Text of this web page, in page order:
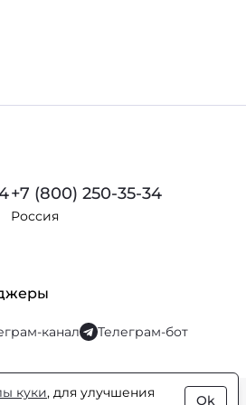
+7 (800) 250-35-34
Россия
канал Телеграм-бот
магазин парфюмерии и
куки, для улучшения
Ok